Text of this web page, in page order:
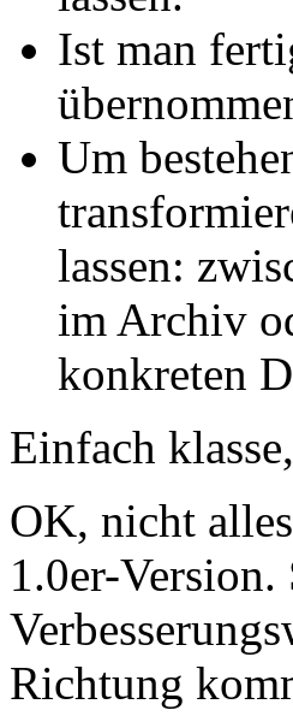
Ist man
Um
lassen:
im Archiv
konkreten
Einfach
OK, nicht
1.0er-Version.
Richtung